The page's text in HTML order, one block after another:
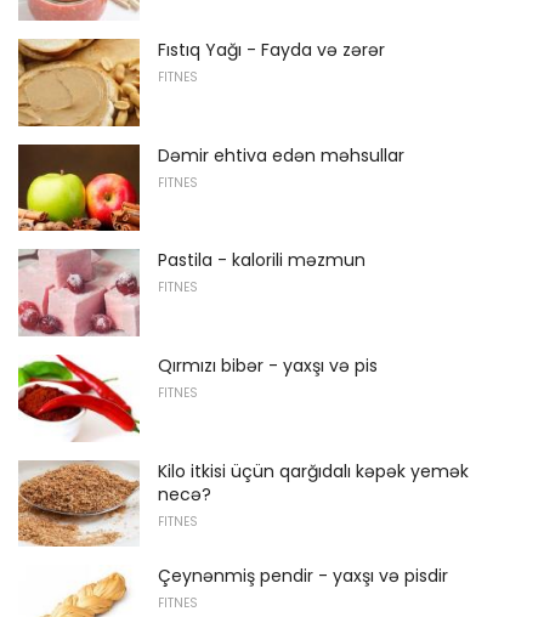
Fıstıq Yağı - Fayda və zərər
FITNES
Dəmir ehtiva edən məhsullar
FITNES
Pastila - kalorili məzmun
FITNES
Qırmızı bibər - yaxşı və pis
FITNES
Kilo itkisi üçün qarğıdalı kəpək yemək
necə?
FITNES
Çeynənmiş pendir - yaxşı və pisdir
FITNES